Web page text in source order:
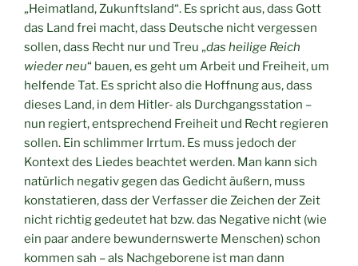
„Heimatland, Zukunftsland“. Es spricht aus, dass Gott
das Land frei macht, dass Deutsche nicht vergessen
sollen, dass Recht nur und Treu „das heilige Reich
wieder neu“ bauen, es geht um Arbeit und Freiheit, um
helfende Tat. Es spricht also die Hoffnung aus, dass
dieses Land, in dem Hitler- als Durchgangsstation –
nun regiert, entsprechend Freiheit und Recht regieren
sollen. Ein schlimmer Irrtum. Es muss jedoch der
Kontext des Liedes beachtet werden. Man kann sich
natürlich negativ gegen das Gedicht äußern, muss
konstatieren, dass der Verfasser die Zeichen der Zeit
nicht richtig gedeutet hat bzw. das Negative nicht (wie
ein paar andere bewundernswerte Menschen) schon
kommen sah – als Nachgeborene ist man dann